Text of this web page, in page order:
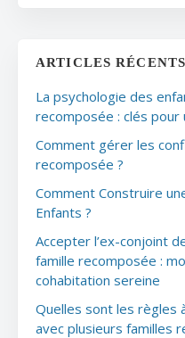
ARTICLES RÉCENTS
La psychologie des
recomposée : clés
Comment gérer les
recomposée ?
Comment Construire
Enfants ?
Accepter l’ex-conjoint
famille recomposée :
cohabitation sereine
Quelles sont les règles
avec plusieurs familles